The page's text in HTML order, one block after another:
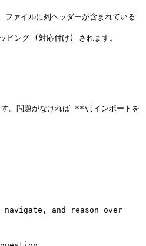
ァイルに列ヘッダーが含まれている
ピング (対応付け) されます。
す。問題がなければ **\[インポートを
and reason over